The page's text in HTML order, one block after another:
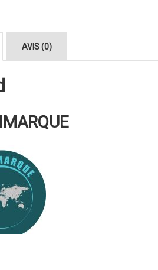
AVIS (0)